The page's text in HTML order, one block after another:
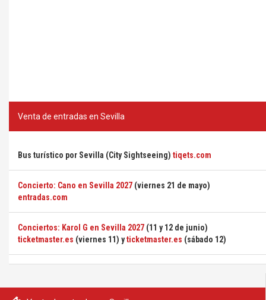
Venta de entradas en Sevilla
Bus turístico por Sevilla (City Sightseeing) tiqets.com
Concierto: Cano en Sevilla 2027 (viernes 21 de mayo)
entradas.com
Conciertos: Karol G en Sevilla 2027 (11 y 12 de junio)
ticketmaster.es (viernes 11) yticketmaster.es (sábado 12)